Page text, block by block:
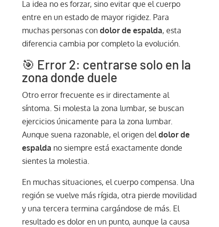
La idea no es forzar, sino evitar que el cuerpo
entre en un estado de mayor rigidez. Para
muchas personas con dolor de espalda, esta
diferencia cambia por completo la evolución.
🎯 Error 2: centrarse solo en la
zona donde duele
Otro error frecuente es ir directamente al
síntoma. Si molesta la zona lumbar, se buscan
ejercicios únicamente para la zona lumbar.
Aunque suena razonable, el origen del dolor de
espalda no siempre está exactamente donde
sientes la molestia.
En muchas situaciones, el cuerpo compensa. Una
región se vuelve más rígida, otra pierde movilidad
y una tercera termina cargándose de más. El
resultado es dolor en un punto, aunque la causa